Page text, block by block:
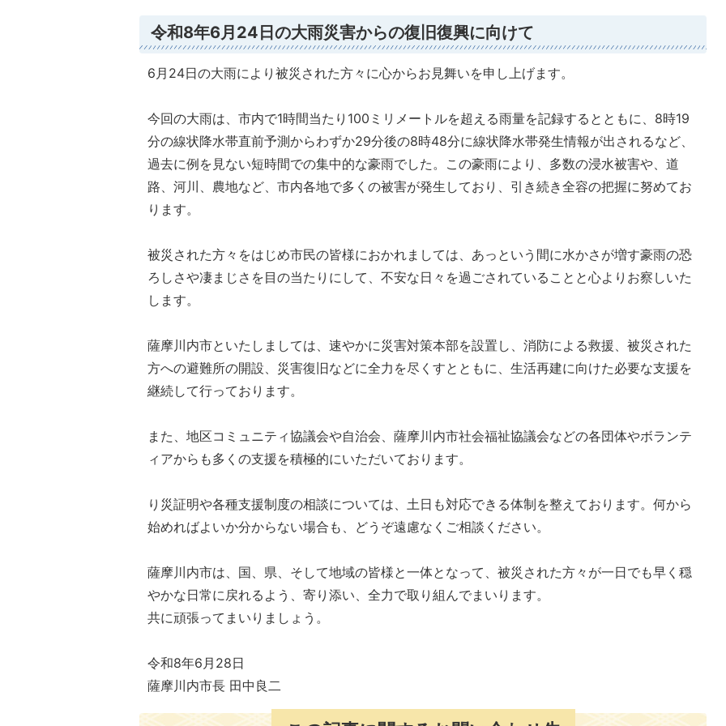
令和8年6月24日の大雨災害からの復旧復興に向けて
6月24日の大雨により被災された方々に心からお見舞いを申し上げます。
今回の大雨は、市内で1時間当たり100ミリメートルを超える雨量を記録するとともに、8時19
分の線状降水帯直前予測からわずか29分後の8時48分に線状降水帯発生情報が出されるなど、
過去に例を見ない短時間での集中的な豪雨でした。この豪雨により、多数の浸水被害や、道
路、河川、農地など、市内各地で多くの被害が発生しており、引き続き全容の把握に努めてお
ります。
被災された方々をはじめ市民の皆様におかれましては、あっという間に水かさが増す豪雨の恐
ろしさや凄まじさを目の当たりにして、不安な日々を過ごされていることと心よりお察しいた
します。
薩摩川内市といたしましては、速やかに災害対策本部を設置し、消防による救援、被災された
方への避難所の開設、災害復旧などに全力を尽くすとともに、生活再建に向けた必要な支援を
継続して行っております。
また、地区コミュニティ協議会や自治会、薩摩川内市社会福祉協議会などの各団体やボランテ
ィアからも多くの支援を積極的にいただいております。
り災証明や各種支援制度の相談については、土日も対応できる体制を整えております。何から
始めればよいか分からない場合も、どうぞ遠慮なくご相談ください。
薩摩川内市は、国、県、そして地域の皆様と一体となって、被災された方々が一日でも早く穏
やかな日常に戻れるよう、寄り添い、全力で取り組んでまいります。
共に頑張ってまいりましょう。
令和8年6月28日
薩摩川内市長 田中良二